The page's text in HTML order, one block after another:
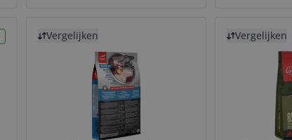
Vergelijken Vergelijken